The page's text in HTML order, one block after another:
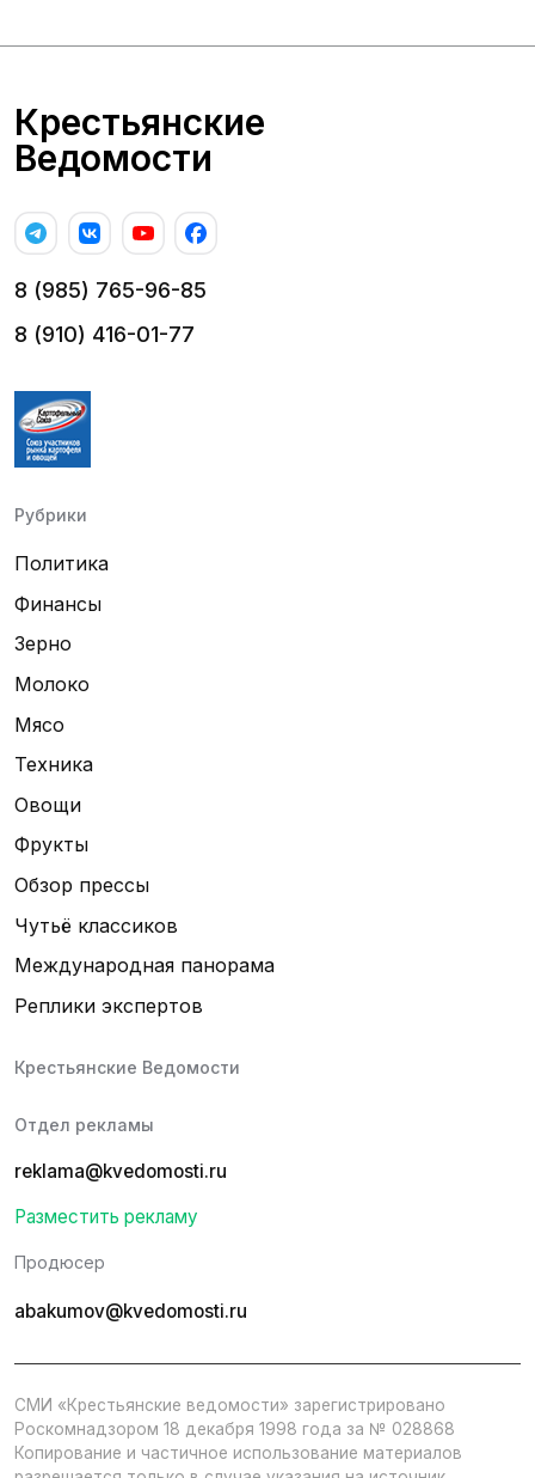
Крестьянские
Ведомости
8 (985) 765-96-85
8 (910) 416-01-77
Рубрики
Политика
Финансы
Зерно
Молоко
Мясо
Техника
Овощи
Фрукты
Обзор прессы
Чутьё классиков
Международная панорама
Реплики экспертов
Крестьянские Ведомости
Отдел рекламы
reklama@kvedomosti.ru
Разместить рекламу
Продюсер
abakumov@kvedomosti.ru
СМИ «Крестьянские ведомости» зарегистрировано
Роскомнадзором 18 декабря 1998 года за № 028868
Копирование и частичное использование материалов